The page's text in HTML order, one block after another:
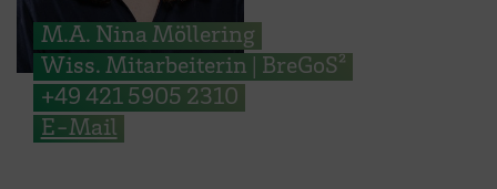
M.A. Nina Möllering
Wiss. Mitarbeiterin | BreGoS²
+49 421 5905 2310
E-Mail